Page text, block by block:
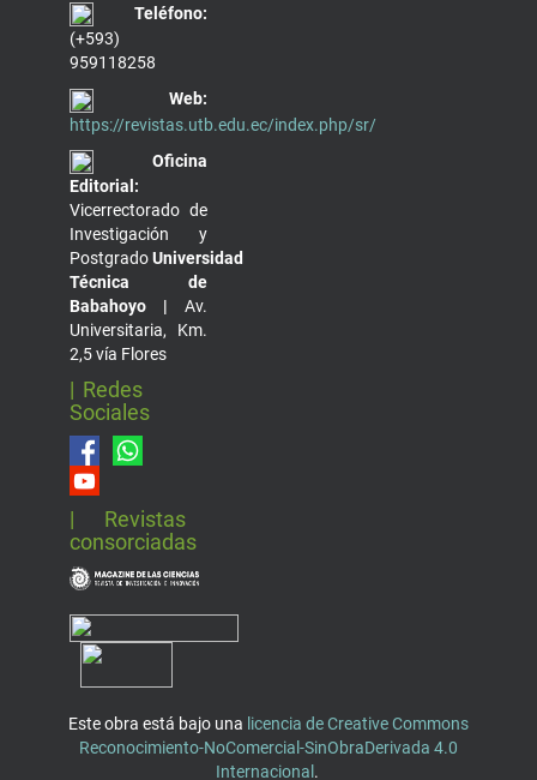
Teléfono:
(+593)
959118258
Web:
https://revistas.utb.edu.ec/index.php/sr/
Oficina
Editorial:
Vicerrectorado de
Investigación y
PostgradoUniversidad
Técnica de
Babahoyo | Av.
Universitaria, Km.
2,5 vía Flores
| Redes
Sociales
| Revistas
consorciadas
Este obra está bajo una licencia de Creative Commons
Reconocimiento-NoComercial-SinObraDerivada 4.0
Internacional .